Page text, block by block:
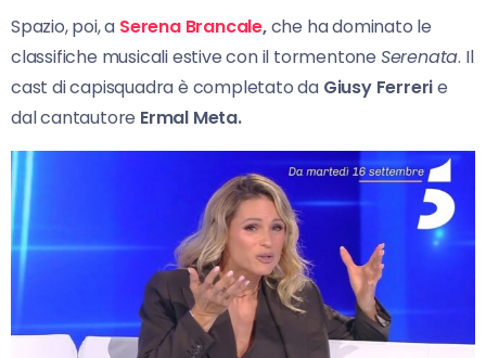
Spazio, poi, a Serena Brancale,che ha dominato le
classifiche musicali estive con il tormentone Serenata. Il
cast di capisquadra è completato da Giusy Ferrerie
dal cantautore Ermal Meta.